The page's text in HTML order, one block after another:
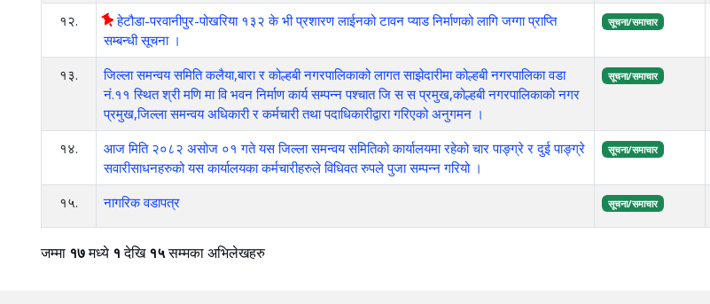
१२.
हेटौडा-परवानीपुर-पोखरिया १३२ के भी प्रशारण लाईनको टावन प्याड निर्माणको लागि जग्गा प्राप्ति
सम्बन्धी सूचना ।
सूचना/समाचार
१३.
जिल्ला समन्वय समिति कलैया,बारा र कोल्हबी नगरपालिकाको लागत साझेदारीमा कोल्हबी नगरपालिका वडा
नं.११ स्थित श्री मणि मा वि भवन निर्माण कार्य सम्पन्न पश्चात जि स स प्रमुख,कोल्हबी नगरपालिकाको नगर
प्रमुख,जिल्ला समन्वय अधिकारी र कर्मचारी तथा पदाधिकारीद्वारा गरिएको अनुगमन ।
सूचना/समाचार
१४.
आज मिति २०८२ असोज ०१ गते यस जिल्ला समन्वय समितिको कार्यालयमा रहेको चार पाङ्ग्रे र दुई पाङ्ग्रे
सवारीसाधनहरुको यस कार्यालयका कर्मचारीहरुले विधिवत रुपले पुजा सम्पन्न गरियो ।
सूचना/समाचार
१५. नागरिक वडापत्र सूचना/समाचार
जम्मा १७मध्ये १देखि१५सम्मका अभिलेखहरु